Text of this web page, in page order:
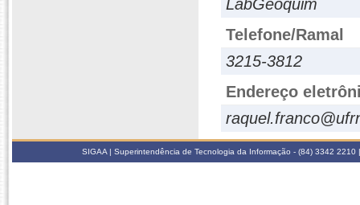
LabGeoquim
Telefone/Ramal
3215-3812
Endereço
SIGAA | Superintendência de Tecnologia da Informação - (84) 3342